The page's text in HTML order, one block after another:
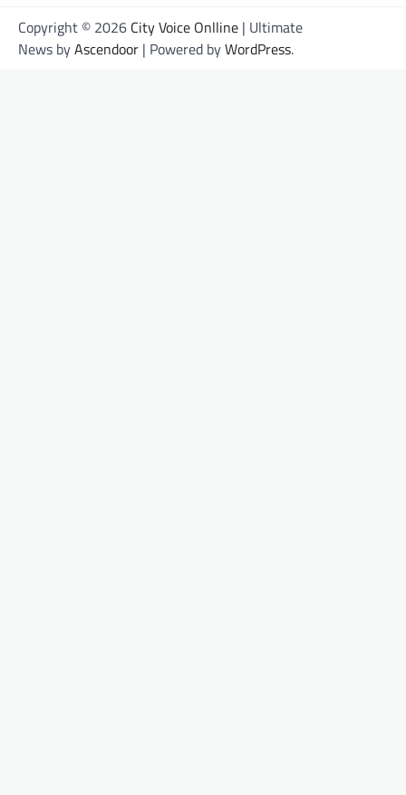
Copyright © 2026 City Voice Onlline | Ultimate
News byAscendoor | Powered byWordPress.